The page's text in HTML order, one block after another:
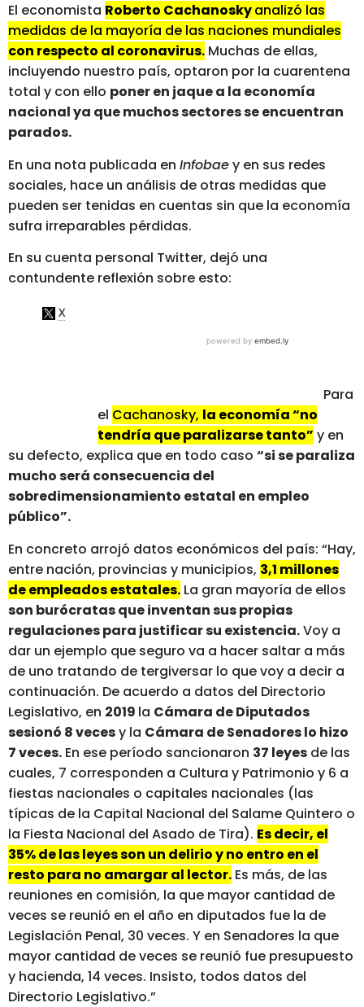
El economista Roberto Cachanoskyanalizó las
medidas de la mayoría de las naciones mundiales
con respecto al coronavirus. Muchas de ellas,
incluyendo nuestro país, optaron por la cuarentena
total y con ello poner en jaque a la economía
nacional ya que muchos sectores se encuentran
parados.
En una nota publicada en Infobaey en sus redes
sociales, hace un análisis de otras medidas que
pueden ser tenidas en cuentas sin que la economía
sufra irreparables pérdidas.
En su cuenta personal Twitter, dejó una
contundente reflexión sobre esto:
Para
el Cachanosky, la economía “no
tendría que paralizarse tanto” y en
su defecto, explica que en todo caso “si se paraliza
mucho será consecuencia del
sobredimensionamiento estatal en empleo
público”.
En concreto arrojó datos económicos del país: “Hay,
entre nación, provincias y municipios, 3,1 millones
de empleados estatales. La gran mayoría de ellos
son burócratas que inventan sus propias
regulaciones para justificar su existencia.Voy a
dar un ejemplo que seguro va a hacer saltar a más
de uno tratando de tergiversar lo que voy a decir a
continuación. De acuerdo a datos del Directorio
Legislativo, en 2019 la Cámara de Diputados
sesionó 8 vecesy la Cámara de Senadores lo hizo
7 veces. En ese período sancionaron 37 leyes de las
cuales, 7 corresponden a Cultura y Patrimonio y 6 a
fiestas nacionales o capitales nacionales (las
típicas de la Capital Nacional del Salame Quintero o
la Fiesta Nacional del Asado de Tira). Es decir, el
35% de las leyes son un delirio y no entro en el
resto para no amargar al lector. Es más, de las
reuniones en comisión, la que mayor cantidad de
veces se reunió en el año en diputados fue la de
Legislación Penal, 30 veces. Y en Senadores la que
mayor cantidad de veces se reunió fue presupuesto
y hacienda, 14 veces. Insisto, todos datos del
Directorio Legislativo.”